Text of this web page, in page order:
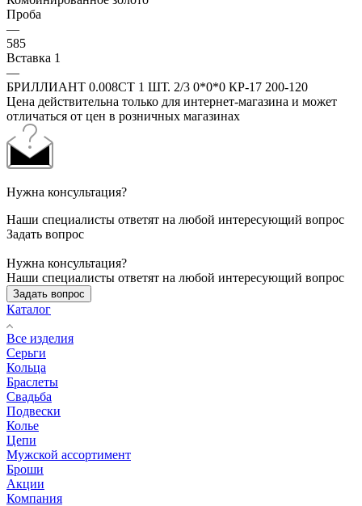
Проба
—
585
Вставка 1
—
БРИЛЛИАНТ 0.008CT 1 ШТ. 2/3 0*0*0 КР-17 200-120
Цена действительна только для интернет-магазина и может
отличаться от цен в розничных магазинах
Нужна консультация?
Наши специалисты ответят на любой интересующий вопрос
Задать вопрос
Нужна консультация?
Наши специалисты ответят на любой интересующий вопрос
Задать вопрос
Каталог
Все изделия
Серьги
Кольца
Браслеты
Свадьба
Подвески
Колье
Цепи
Мужской ассортимент
Броши
Акции
Компания